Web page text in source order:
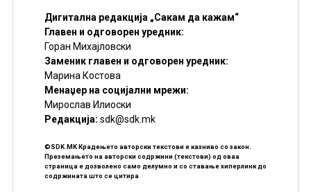
Дигитална редакција „Сакам да кажам“
Главен и одговорен уредник:
Горан Михајловски
Заменик главен и одговорен уредник:
Марина Костова
Менаџер на социјални мрежи:
Мирослав Илиоски
Редакцијa: sdk@sdk.mk
©SDK.MK Крадењето авторски текстови е казниво со закон.
Преземањето на авторски содржини (текстови) од оваа
страница е дозволено само делумно и со ставање хиперлинк до
содржината што се цитира